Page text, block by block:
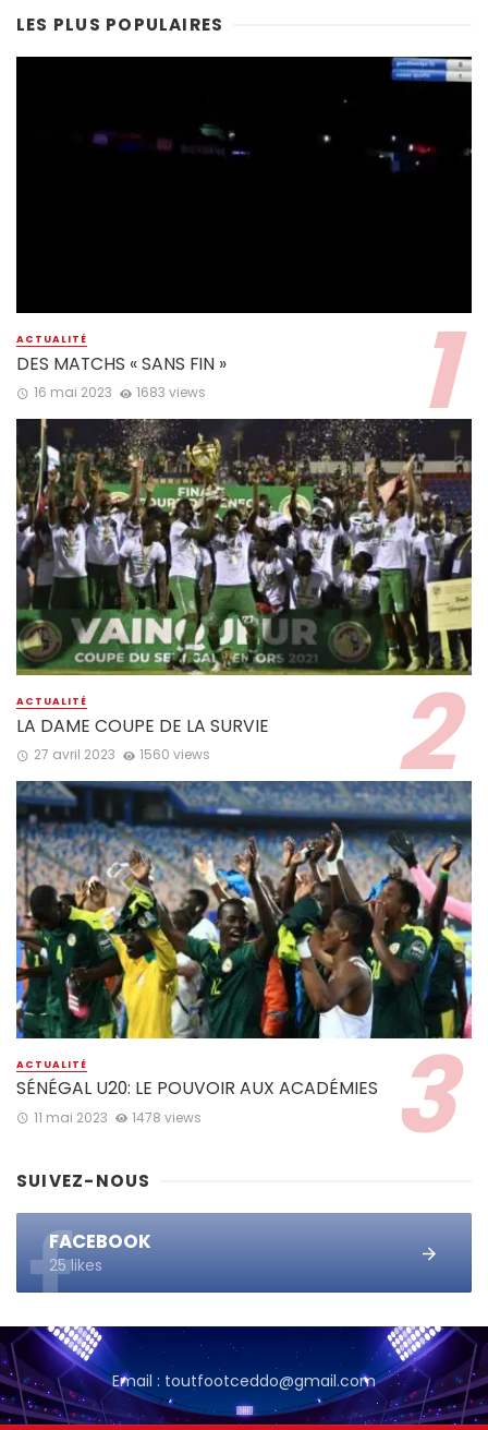
LES PLUS POPULAIRES
ACTUALITÉ
DES MATCHS « SANS FIN »
16 mai 2023 1683 views
ACTUALITÉ
LA DAME COUPE DE LA SURVIE
27 avril 2023 1560 views
ACTUALITÉ
SÉNÉGAL U20: LE POUVOIR AUX ACADÉMIES
11 mai 2023 1478 views
SUIVEZ-NOUS
FACEBOOK
25 likes
Email : toutfootceddo@gmail.com